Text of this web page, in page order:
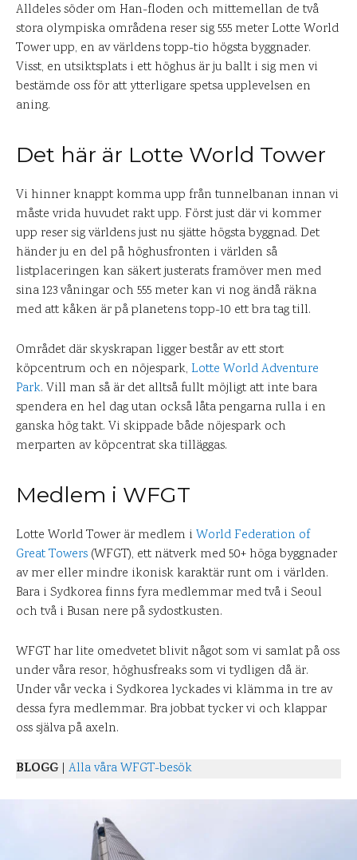
Alldeles söder om Han-floden och mittemellan de två
stora olympiska områdena reser sig 555 meter Lotte World
Tower upp, en av världens topp-tio högsta byggnader.
Visst, en utsiktsplats i ett höghus är ju ballt i sig men vi
bestämde oss för att ytterligare spetsa upplevelsen en
aning.
Det här är Lotte World Tower
Vi hinner knappt komma upp från tunnelbanan innan vi
måste vrida huvudet rakt upp. Först just där vi kommer
upp reser sig världens just nu sjätte högsta byggnad. Det
händer ju en del på höghusfronten i världen så
listplaceringen kan säkert justerats framöver men med
sina 123 våningar och 555 meter kan vi nog ändå räkna
med att kåken är på planetens topp-10 ett bra tag till.
Området där skyskrapan ligger består av ett stort
köpcentrum och en nöjespark, Lotte World Adventure
Park. Vill man så är det alltså fullt möjligt att inte bara
spendera en hel dag utan också låta pengarna rulla i en
ganska hög takt. Vi skippade både nöjespark och
merparten av köpcentrat ska tilläggas.
Medlem i WFGT
Lotte World Tower är medlem i World Federation of
Great Towers (WFGT), ett nätverk med 50+ höga byggnader
av mer eller mindre ikonisk karaktär runt om i världen.
Bara i Sydkorea finns fyra medlemmar med två i Seoul
och två i Busan nere på sydostkusten.
WFGT har lite omedvetet blivit något som vi samlat på oss
under våra resor, höghusfreaks som vi tydligen då är.
Under vår vecka i Sydkorea lyckades vi klämma in tre av
dessa fyra medlemmar. Bra jobbat tycker vi och klappar
oss själva på axeln.
BLOGG| Alla våra WFGT-besök